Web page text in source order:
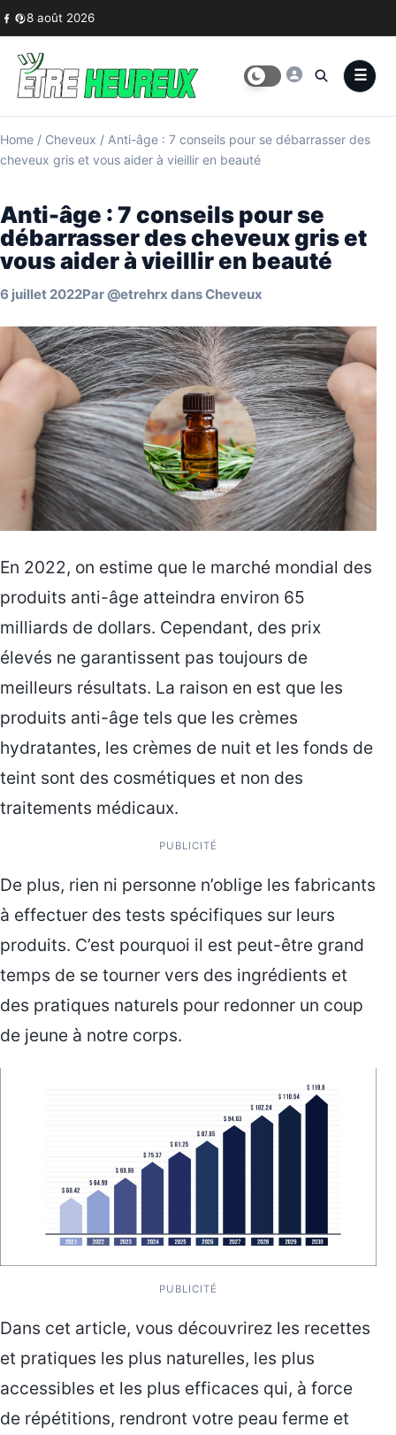
Skip to content
8 août 2026
Home / Cheveux / Anti-âge : 7 conseils pour se débarrasser des
cheveux gris et vous aider à vieillir en beauté
Anti-âge : 7 conseils pour se
débarrasser des cheveux gris et
vous aider à vieillir en beauté
6 juillet 2022Par @etrehrx dansCheveux
En 2022, on estime que le marché mondial des
produits anti-âge atteindra environ 65
milliards de dollars. Cependant, des prix
élevés ne garantissent pas toujours de
meilleurs résultats. La raison en est que les
produits anti-âge tels que les crèmes
hydratantes, les crèmes de nuit et les fonds de
teint sont des cosmétiques et non des
traitements médicaux.
PUBLICITÉ
De plus, rien ni personne n’oblige les fabricants
à effectuer des tests spécifiques sur leurs
produits. C’est pourquoi il est peut-être grand
temps de se tourner vers des ingrédients et
des pratiques naturels pour redonner un coup
de jeune à notre corps.
PUBLICITÉ
Dans cet article, vous découvrirez les recettes
et pratiques les plus naturelles, les plus
accessibles et les plus efficaces qui, à force
de répétitions, rendront votre peau ferme et